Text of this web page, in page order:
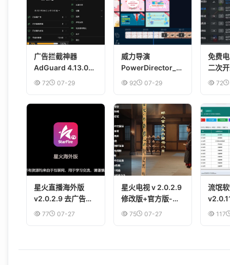
广告拦截神器
AdGuard 4.13.0
for Android解锁高
72 07-29
威力导演
PowerDirector_v16.5.5
尊享版（已解锁）-
92 07-29
免费
二次
直播
72
星火直播海外版
v2.0.2.9 去广告去
购物台优化版
77 07-27
星火电视 v 2.0.2.9
修改版+官方版-电
视盒子直播软件
75 07-27
流氓
件“我
117